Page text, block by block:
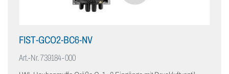
FIST-GCO2-BC6-NV
Art.-Nr.739184-000